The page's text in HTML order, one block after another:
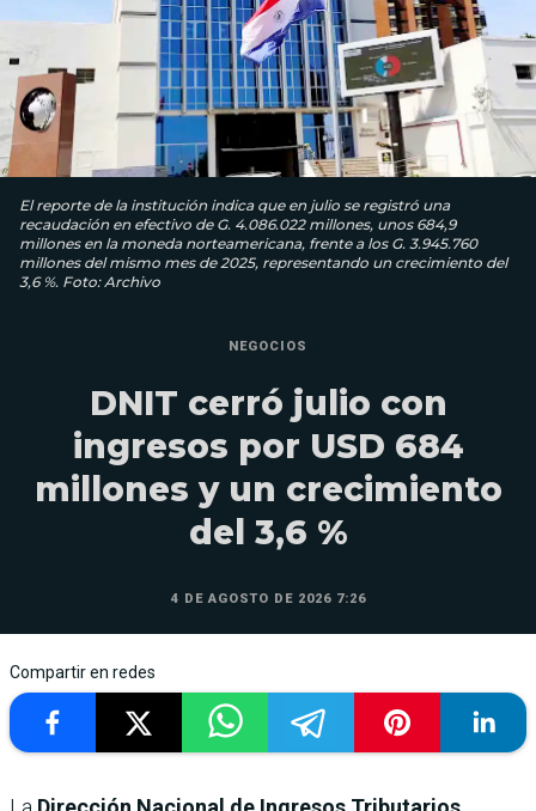
El reporte de la institución indica que en julio se registró una
recaudación en efectivo de G. 4.086.022 millones, unos 684,9
millones en la moneda norteamericana, frente a los G. 3.945.760
millones del mismo mes de 2025, representando un crecimiento del
3,6 %. Foto: Archivo
NEGOCIOS
DNIT cerró julio con
ingresos por USD 684
millones y un crecimiento
del 3,6 %
4 DE AGOSTO DE 2026 7:26
Compartir en redes